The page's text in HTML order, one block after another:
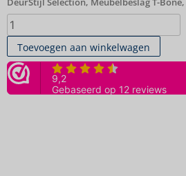
Toevoegen aan winkelwagen